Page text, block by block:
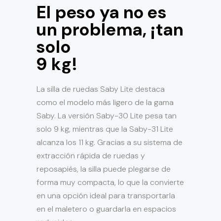
El peso ya no es
un problema, ¡tan
solo
9 kg!
La silla de ruedas Saby Lite destaca
como el modelo más ligero de la gama
Saby. La versión Saby-30 Lite pesa tan
solo 9 kg, mientras que la Saby-31 Lite
alcanza los 11 kg. Gracias a su sistema de
extracción rápida de ruedas y
reposapiés, la silla puede plegarse de
forma muy compacta, lo que la convierte
en una opción ideal para transportarla
en el maletero o guardarla en espacios